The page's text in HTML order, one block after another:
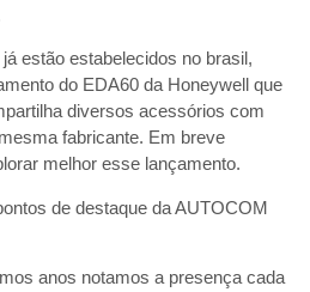
estão estabelecidos no brasil,
do EDA60 da Honeywell que
diversos acessórios com
fabricante. Em breve
melhor esse lançamento.
de destaque da AUTOCOM
anos notamos a presença cada